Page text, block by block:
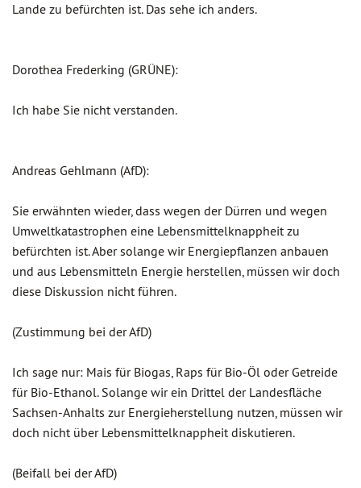
Lande zu befürchten ist. Das sehe ich anders.
Dorothea Frederking (GRÜNE):
Ich habe Sie nicht verstanden.
Andreas Gehlmann (AfD):
Sie erwähnten wieder, dass wegen der Dürren und wegen
Umweltkatastrophen eine Lebensmittelknappheit zu
befürchten ist. Aber solange wir Energiepflanzen anbauen
und aus Lebensmitteln Energie herstellen, müssen wir doch
diese Diskussion nicht führen.
(Zustimmung bei der AfD)
Ich sage nur: Mais für Biogas, Raps für Bio-Öl oder Getreide
für Bio-Ethanol. Solange wir ein Drittel der Landesfläche
Sachsen-Anhalts zur Energieherstellung nutzen, müssen wir
doch nicht über Lebensmittelknappheit diskutieren.
(Beifall bei der AfD)